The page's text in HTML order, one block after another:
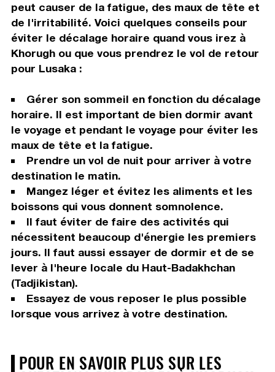
peut causer de la fatigue, des maux de tête et
de l'irritabilité. Voici quelques conseils pour
éviter le décalage horaire quand vous irez à
Khorugh ou que vous prendrez le vol de retour
pour Lusaka :
Gérer son sommeil en fonction du décalage
horaire. Il est important de bien dormir avant
le voyage et pendant le voyage pour éviter les
maux de tête et la fatigue.
Prendre un vol de nuit pour arriver à votre
destination le matin.
Mangez léger et évitez les aliments et les
boissons qui vous donnent somnolence.
Il faut éviter de faire des activités qui
nécessitent beaucoup d'énergie les premiers
jours. Il faut aussi essayer de dormir et de se
lever à l'heure locale du Haut-Badakhchan
(Tadjikistan).
Essayez de vous reposer le plus possible
lorsque vous arrivez à votre destination.
POUR EN SAVOIR PLUS SUR LES